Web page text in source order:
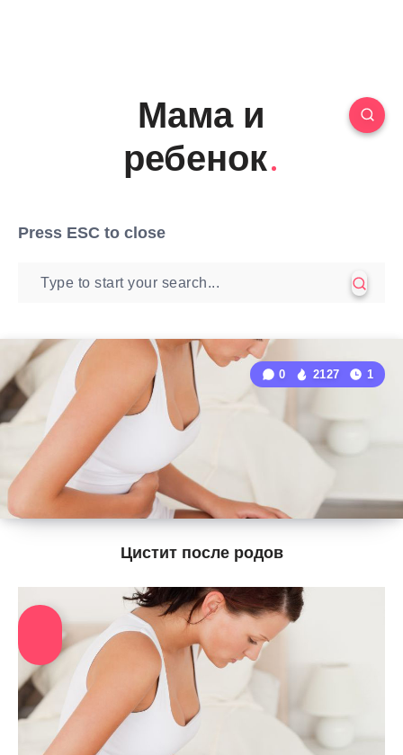
Мама и
ребенок
Press ESC to close
Цистит после родов
0 2127 1